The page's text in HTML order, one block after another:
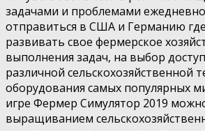
задачами и проблемами
отправиться в США и Германию
развивать свое фермерское
выполнения задач, на выбор
различной сельскохозяйственной
оборудования самых популярных
игре Фермер Симулятор 2019
выращиванием